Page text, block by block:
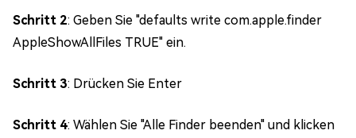
Schritt 2: Geben Sie "defaults write com.apple.finder
AppleShowAllFiles TRUE" ein.
Schritt 3: Drücken Sie Enter
Schritt 4: Wählen Sie "Alle Finder beenden" und klicken